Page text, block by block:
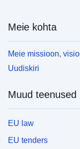
Meie kohta
Meie missioon,
Uudiskiri
Muud teenused
EU law
EU tenders